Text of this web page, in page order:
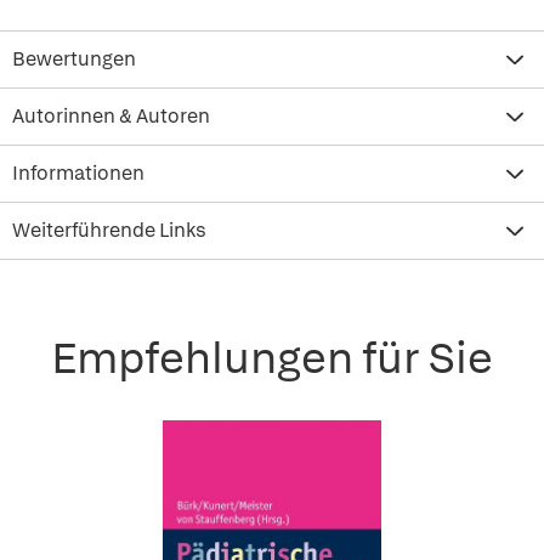
Bewertungen
Autorinnen & Autoren
Informationen
Weiterführende Links
Empfehlungen für Sie